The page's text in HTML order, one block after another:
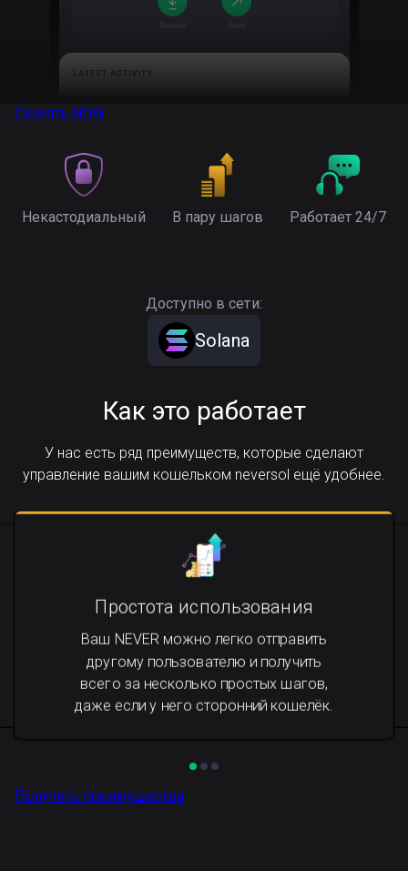
Скачать NOW
Некастодиальный В пару шагов Работает 24/7
Доступно в сети:
Solana
Как это работает
У нас есть ряд преимуществ, которые сделают
управление вашим кошельком neversol ещё удобнее.
Простота использования
Ваш NEVER можно легко отправить
другому пользователю и получить
всего за несколько простых шагов,
даже если у него сторонний кошелёк.
Получить преимущества